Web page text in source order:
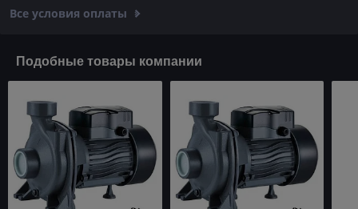
Все условия оплаты
Подобные товары компании